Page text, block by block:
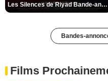
Les Silences de Riyad Bande-annonce VO STFR
Bandes-
Films